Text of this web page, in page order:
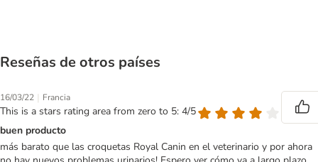
Reseñas de otros países
16/03/22 | Francia
This is a stars rating area from zero to 5: 4/5
buen producto
más barato que las croquetas Royal Canin en el veterinario y por ahora